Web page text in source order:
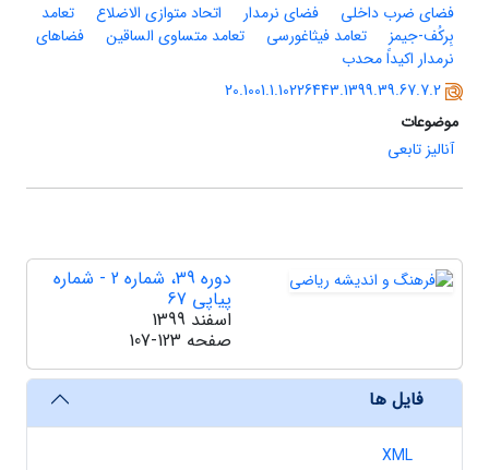
فضای ضرب داخلی
فضای نرمدار اتحاد متوازی الاضلاع
تعامد
بِرکُف-جیمز
تعامد فیثاغورسی تعامد متساوی الساقین
فضاهای
نرمدار اکیداً محدب
20.1001.1.10226443.1399.39.67.7.2
موضوعات
آنالیز تابعی
دوره 39، شماره 2 - شماره
پیاپی 67
اسفند 1399
صفحه 107-123
فایل ها
XML